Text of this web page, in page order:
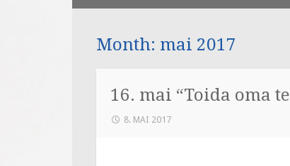
CONTENT
Month: mai 2017
16. mai “Toida oma
8. MAI 2017